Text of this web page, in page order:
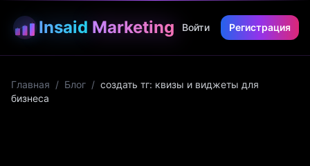
Insaid Marketing Войти Регистрация
Главная / Блог / создать тг: квизы и виджеты для
бизнеса